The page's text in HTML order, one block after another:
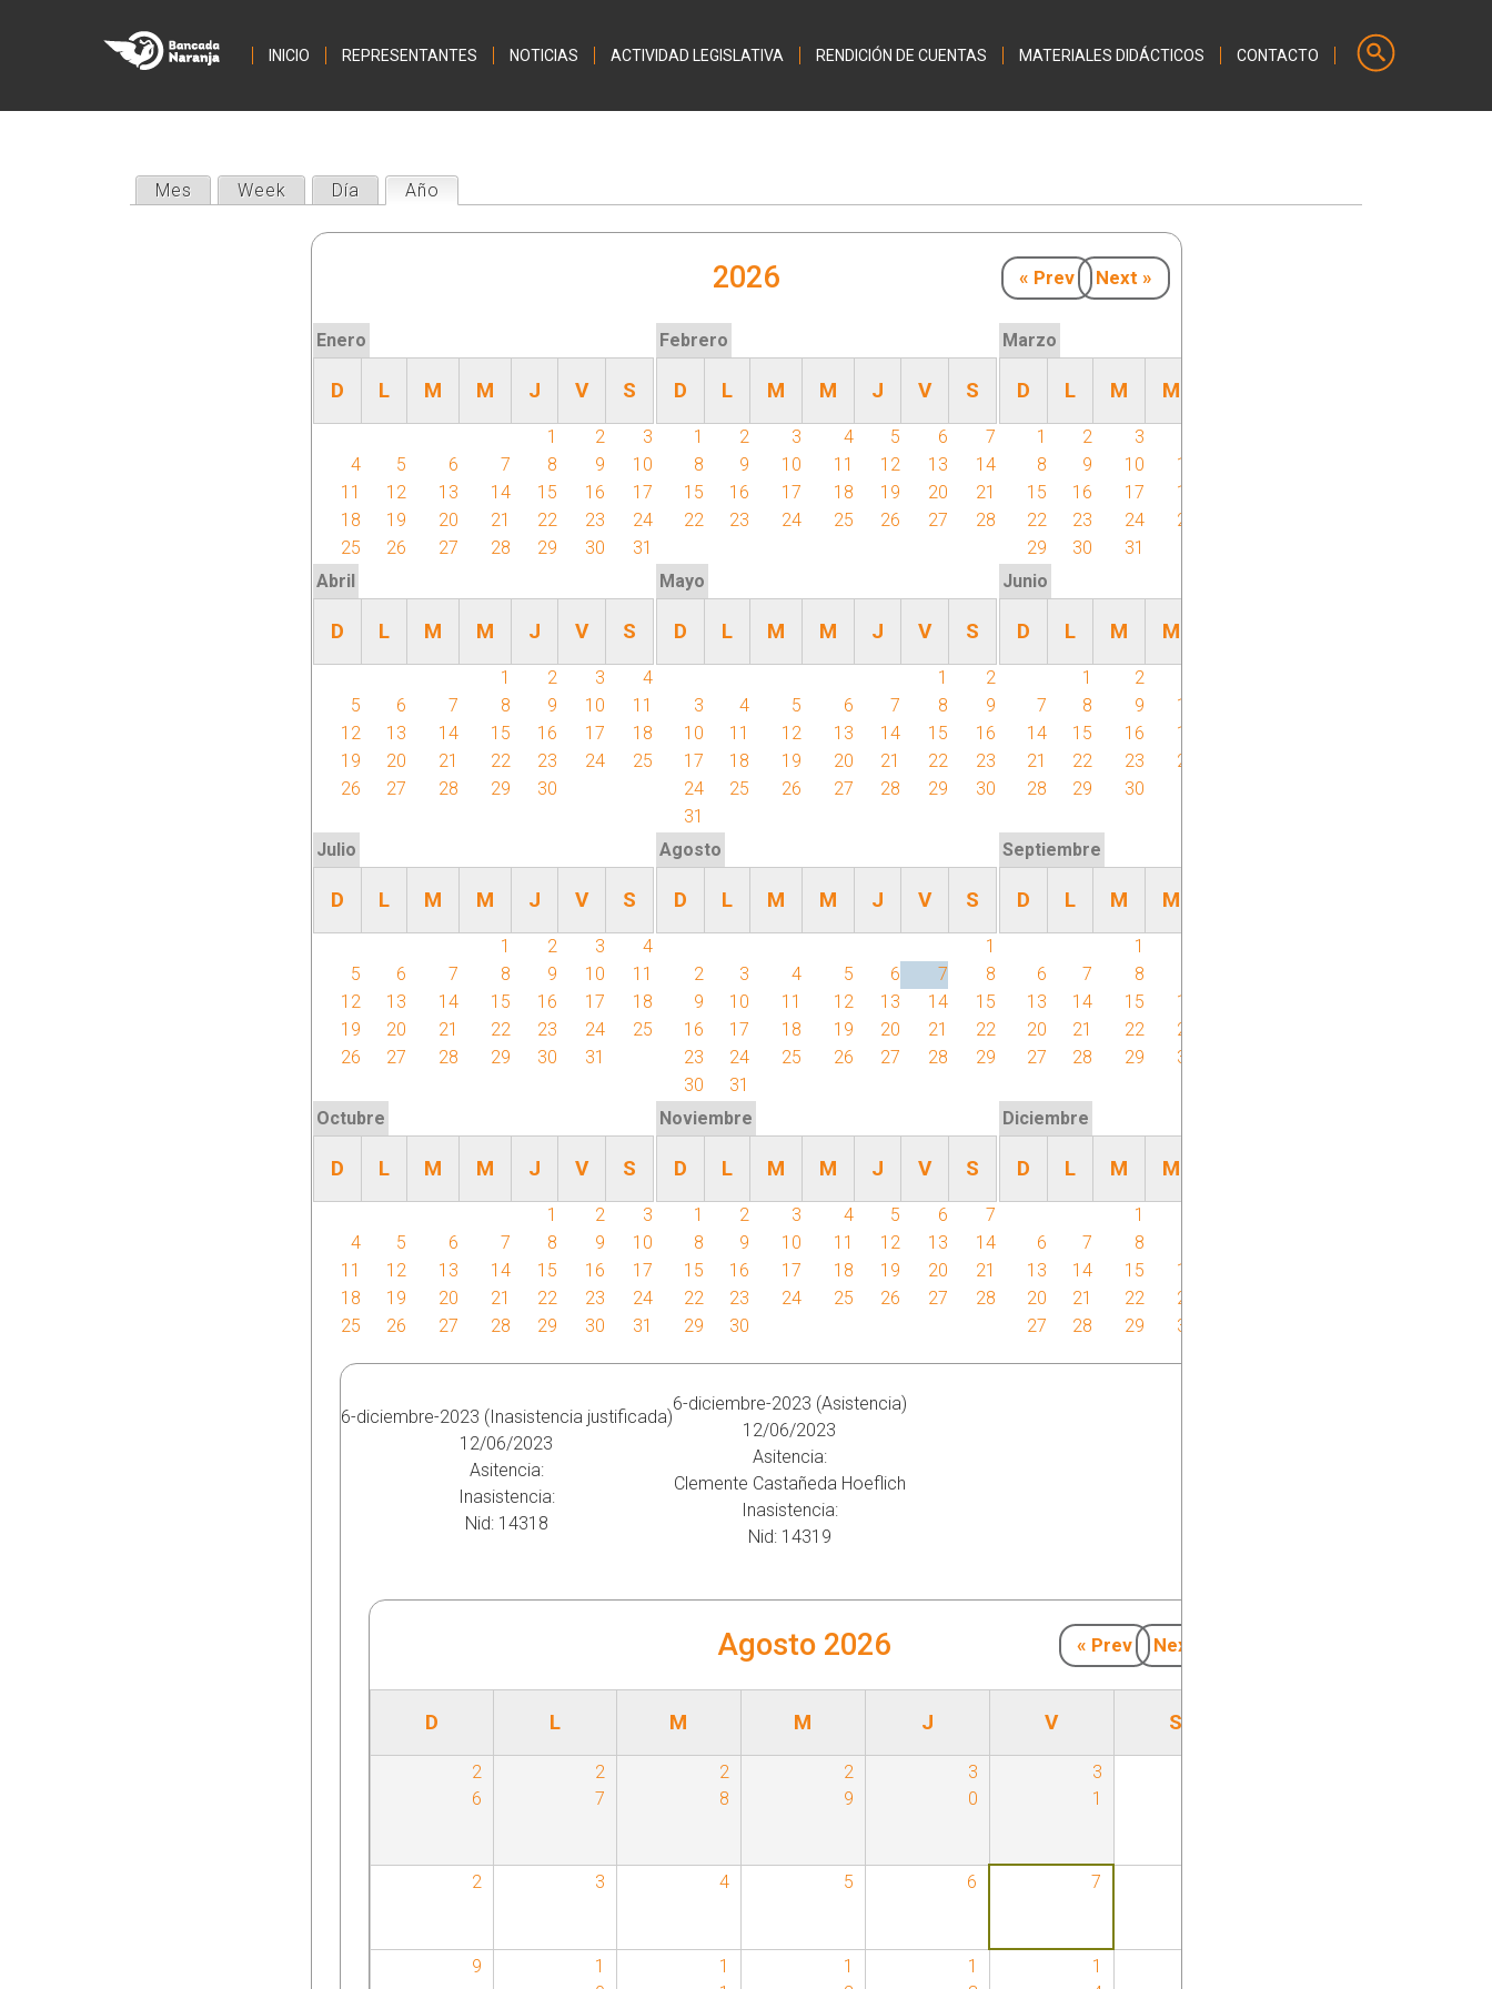
INICIO REPRESENTANTES NOTICIAS ACTIVIDAD LEGISLATIVA RENDICIÓN DE CUENTAS MATERIALES DIDÁCTICOS CONTACTO
S Mes Week Día Año
2026 « Prev Next »
Enero
D L M M J V S
1 2
3
4
5 6 7 8 9
10
11
12 13 14 15 16
17
18
19 20 21 22 23
24
25
26 27 28 29 30 31
Febrero
D L M M J V S
1 2 3 4 5 6
7
8
9 10 11 12 13
14
15
16 17 18 19 20
21
22
23 24 25 26 27 28
Marzo
D L M M
1 2 3
8
9 10 11
15
16 17 18
22
23 24 25
29
30
31
Abril
D L M M J V S
1 2 3
4
5
6 7 8 9 10
11
12
13 14 15 16 17
18
19
20 21 22 23 24
25
26
27 28 29 30
Mayo
D L M M J V S
1
2
3
4 5 6 7 8
9
10
11 12 13 14 15
16
17
18 19 20 21 22
23
24
25 26 27 28 29
30
31
Junio
D L M M
1 2
7
8 9 10
14
15 16 17
21
22 23 24
28
29 30
Julio
D L M M J V S
1 2 3
4
5
6 7 8 9 10
11
12
13 14 15 16 17
18
19
20 21 22 23 24
25
26
27 28 29 30 31
Agosto
D L M M J V S
1
2
3 4 5 6 7
8
9
10 11 12 13 14
15
16
17 18 19 20 21
22
23
24 25 26 27 28
29
30
31
Septiembre
D L M M
1
6
7 8
13
14 15 16
20
21 22 23
27
28 29 30
Octubre
D L M M J V S
1 2
3
4
5 6 7 8 9
10
11
12 13 14 15 16
17
18
19 20 21 22 23
24
25
26 27 28 29 30 31
Noviembre
D L M M J V S
1 2 3 4 5 6
7
8
9 10 11 12 13
14
15
16 17 18 19 20
21
22
23 24 25 26 27
28
29
30
Diciembre
D L M M
1
6
7 8
13
14 15 16
20
21 22 23
27
28 29 30
6-diciembre-2023 (Inasistencia justificada)
12/06/2023
Asitencia:
Inasistencia:
Nid: 14318
6-diciembre-2023 (Asistencia)
12/06/2023
Asitencia:
Clemente Castañeda Hoeflich
Inasistencia:
Nid: 14319
Agosto 2026 « Prev Next »
D L M M J V S
2
6
2
7
2
8
2
9
3
0
3
1
2 3 4 5 6 7
9
1
1
1
1
1